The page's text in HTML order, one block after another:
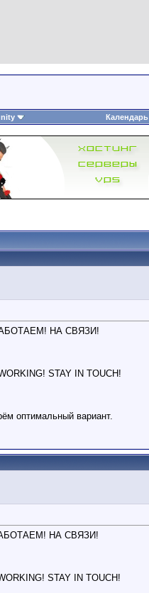
Календарь
НА СВЯЗИ!
STAY IN TOUCH!
оптимальный вариант.
НА СВЯЗИ!
STAY IN TOUCH!